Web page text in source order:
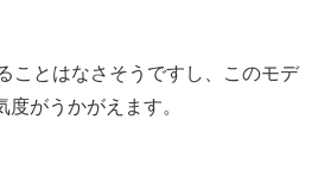
ことはなさそうですし、このモデ
がうかがえます。